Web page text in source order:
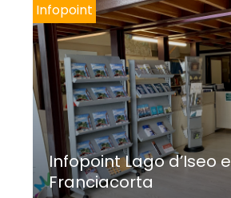
Infopoint
Infopoint Lago d’Iseo e
Franciacorta